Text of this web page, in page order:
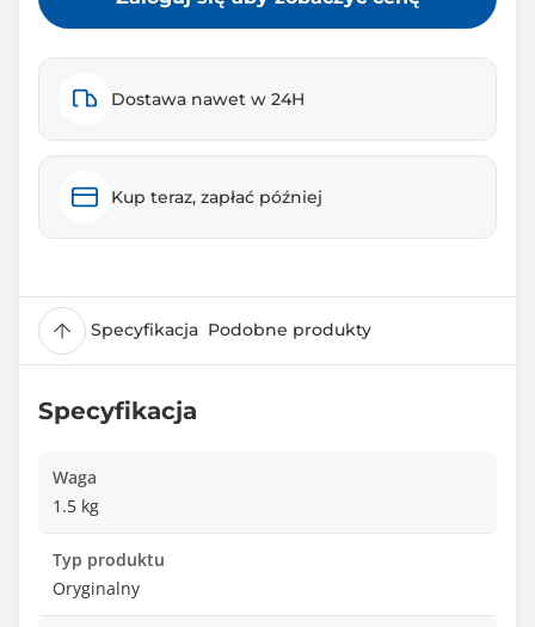
Dostawa nawet w 24H
Kup teraz, zapłać później
Specyfikacja Podobne produkty
Specyfikacja
Waga
1.5 kg
Typ produktu
Oryginalny